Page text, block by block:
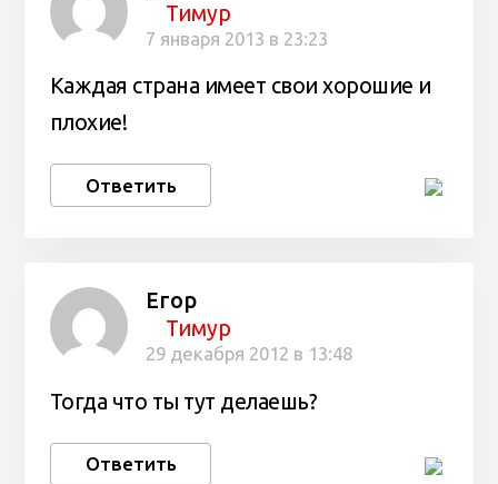
Тимур
7 января 2013 в 23:23
Каждая страна имеет свои хорошие и
плохие!
Ответить
Егор
Тимур
29 декабря 2012 в 13:48
Тогда что ты тут делаешь?
Ответить